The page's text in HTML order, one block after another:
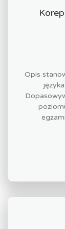
Opis